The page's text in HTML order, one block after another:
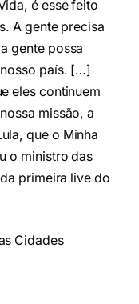
é esse feito
A gente precisa
gente possa
país. […]
eles continuem
missão, a
que o Minha
o ministro das
primeira live do
Cidades